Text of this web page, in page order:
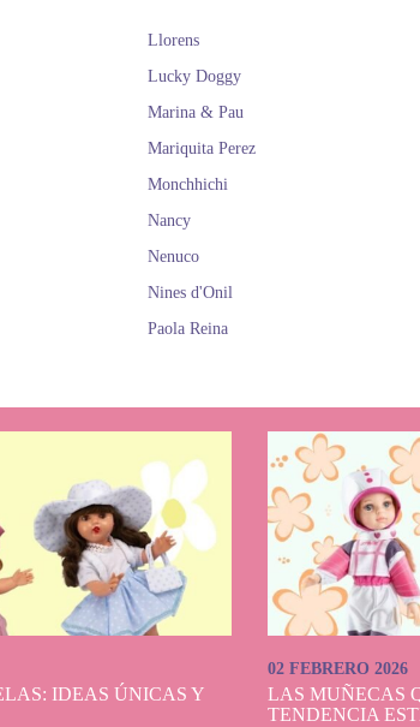
Llorens
Lucky Doggy
Marina & Pau
Mariquita Perez
Monchhichi
Nancy
Nenuco
Nines d'Onil
Paola Reina
IDEAS ÚNICAS Y
02 FEBRERO 2026
LAS MUÑECAS
TENDENCIA